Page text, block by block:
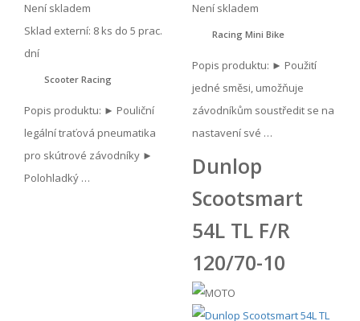
Není skladem
Sklad externí: 8 ks do 5 prac.
dní
Scooter Racing
Popis produktu: ► Pouliční
legální traťová pneumatika
pro skútrové závodníky ►
Polohladký …
Není skladem
Racing Mini Bike
Popis produktu: ► Použití
jedné směsi, umožňuje
závodníkům soustředit se na
nastavení své …
Dunlop
Scootsmart
54L TL F/R
120/70-10